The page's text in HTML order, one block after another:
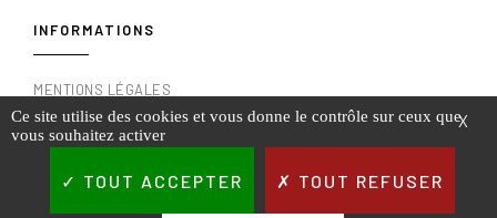
INFORMATIONS
MENTIONS LÉGALES
CONDITIONS GÉNÉRALES DE VENTE
RGPD & POLITIQUE DE CONFIDENTIALITÉ
X
Ce site utilise des cookies et vous donne le contrôle sur ceux que
vous souhaitez activer
TOUT ACCEPTER TOUT REFUSER